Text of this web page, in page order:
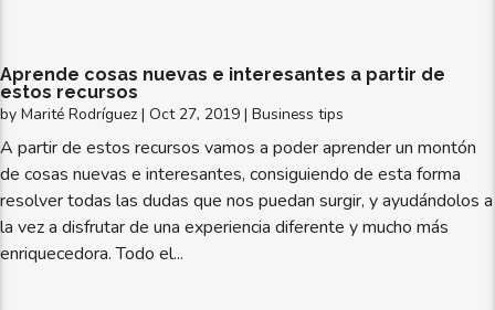
Aprende cosas nuevas e interesantes a partir de
estos recursos
by Marité Rodríguez | Oct 27, 2019 | Business tips
A partir de estos recursos vamos a poder aprender un montón
de cosas nuevas e interesantes, consiguiendo de esta forma
resolver todas las dudas que nos puedan surgir, y ayudándolos a
la vez a disfrutar de una experiencia diferente y mucho más
enriquecedora. Todo el...